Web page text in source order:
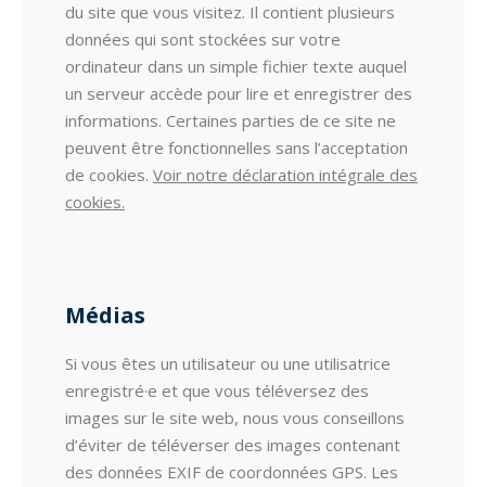
du site que vous visitez. Il contient plusieurs
données qui sont stockées sur votre
ordinateur dans un simple fichier texte auquel
un serveur accède pour lire et enregistrer des
informations. Certaines parties de ce site ne
peuvent être fonctionnelles sans l’acceptation
de cookies. Voir notre déclaration intégrale des
cookies.
Médias
Si vous êtes un utilisateur ou une utilisatrice
enregistré·e et que vous téléversez des
images sur le site web, nous vous conseillons
d’éviter de téléverser des images contenant
des données EXIF de coordonnées GPS. Les